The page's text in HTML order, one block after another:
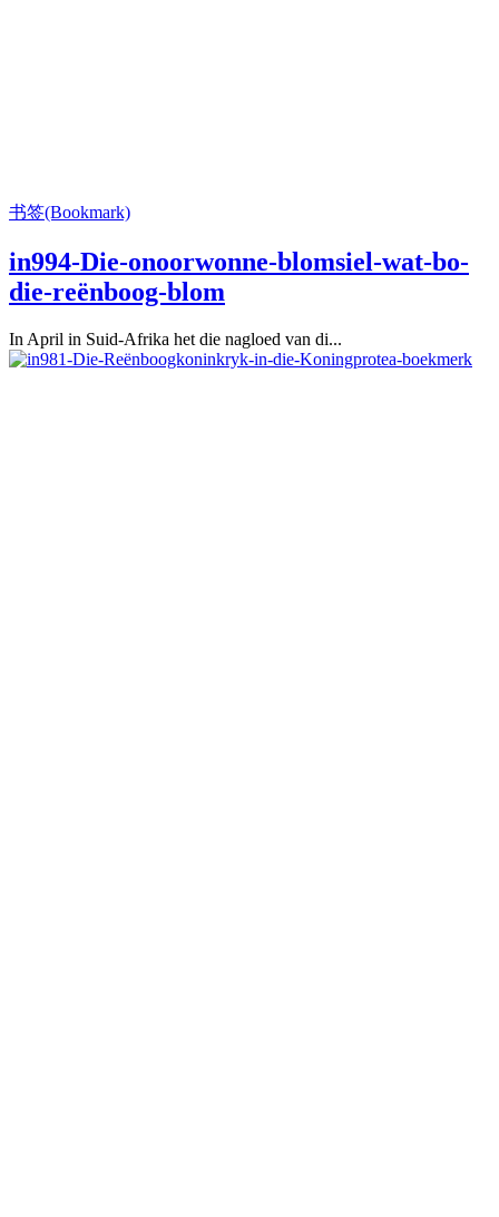
书签(Bookmark)
in994-Die-onoorwonne-blomsiel-wat-bo-
die-reënboog-blom
In April in Suid-Afrika het die nagloed van di...